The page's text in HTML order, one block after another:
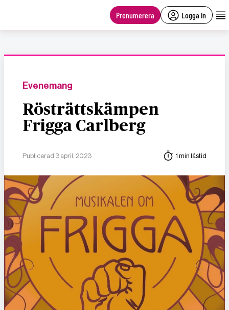
Prenumerera Logga in
Evenemang
Rösträttskämpen
Frigga Carlberg
Publicerad 3 april, 2023 1 min lästid